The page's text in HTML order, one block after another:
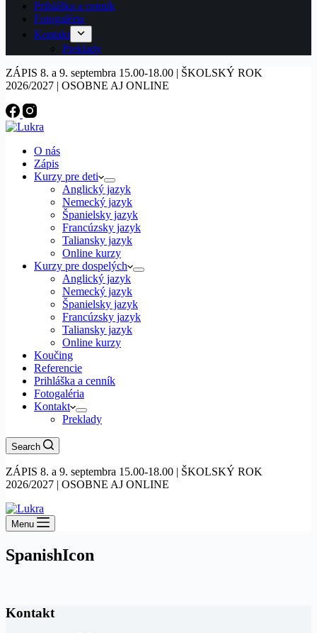
Prihláška a cenník
Fotogaléria
Kontakt
Preklady
ZÁPIS 8. a 9. septembra 15.00-18.00 | ŠKOLSKÝ ROK
2026/2027 | OSOBNE AJ ONLINE
O nás
Zápis
Kurzy pre deti
Anglický jazyk
Nemecký jazyk
Španielsky jazyk
Francúzsky jazyk
Taliansky jazyk
Online kurzy
Kurzy pre dospelých
Anglický jazyk
Nemecký jazyk
Španielsky jazyk
Francúzsky jazyk
Taliansky jazyk
Online kurzy
Koučing
Referencie
Prihláška a cenník
Fotogaléria
Kontakt
Preklady
Search
ZÁPIS 8. a 9. septembra 15.00-18.00 | ŠKOLSKÝ ROK
2026/2027 | OSOBNE AJ ONLINE
Menu
SpanishIcon
Kontakt